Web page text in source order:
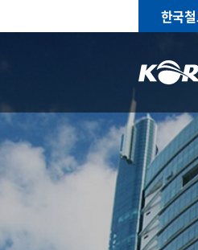
한국
CEO